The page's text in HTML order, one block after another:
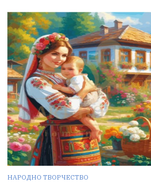
НАРОДНО ТВОРЧЕСТВО